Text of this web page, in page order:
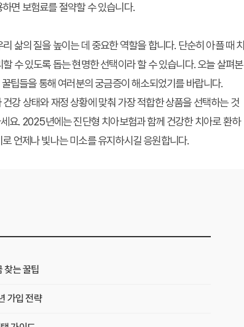
면 보험료를 절약할 수 있습니다.
삶의 질을 높이는 데 중요한 역할을 합니다. 단순히 아플 때 치
수 있도록 돕는 현명한 선택이라 할 수 있습니다. 오늘 살펴본
팁들을 통해 여러분의 궁금증이 해소되었기를 바랍니다.
강 상태와 재정 상황에 맞춰 가장 적합한 상품을 선택하는 것
요. 2025년에는 진단형 치아보험과 함께 건강한 치아로 환하
언제나 빛나는 미소를 유지하시길 응원합니다.
찾는 꿀팁
가입 전략